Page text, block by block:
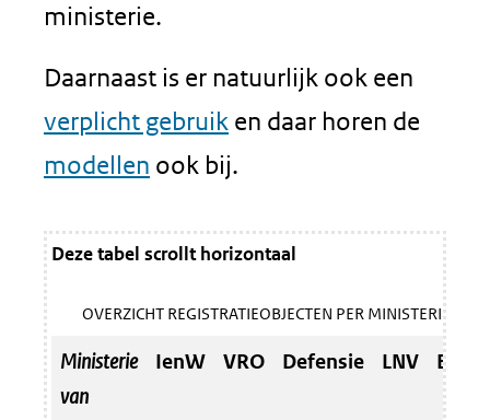
ministerie.
Daarnaast is er natuurlijk ook een
verplicht gebruik en daar horen de
modellen ook bij.
Deze tabel scrollt horizontaal
Ministerie
van
IenW VRO Defensie LNV EZK
OVERZICHT REGISTRATIEOBJECTEN PER MINISTERIE